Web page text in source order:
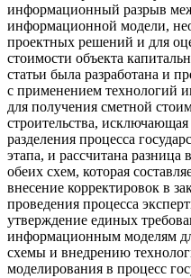
информационный разрыв
информационной модели,
проектных решений и для
стоимости объекта
статьи была разработана и
с применением технологий
для получения сметной
строительства,
разделения процесса
этапа, и рассчитана
обеих схем, которая
внесение корректировок в
проведения процесса
утверждение единых
информационным моделям
схемы и внедрению
моделирования в процесс